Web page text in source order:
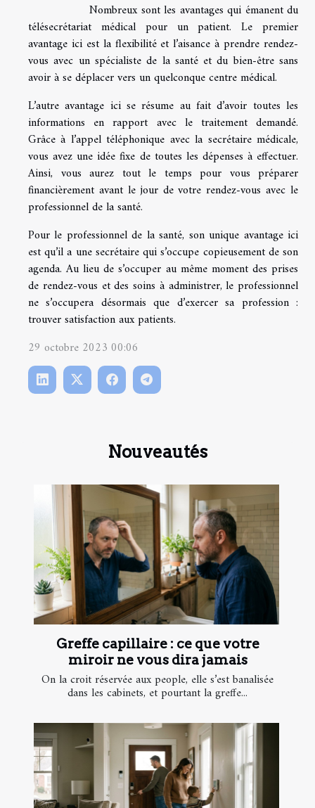
Nouveautés
Greffe capillaire : ce que votre
miroir ne vous dira jamais
On la croit réservée aux people, elle s’est banalisée
dans les cabinets, et pourtant la greffe...
Nombreux sont les avantages qui émanent du
télésecrétariat médical pour un patient. Le premier
avantage ici est la flexibilité et l’aisance à prendre rendez-
vous avec un spécialiste de la santé et du bien-être sans
avoir à se déplacer vers un quelconque centre médical.
L’autre avantage ici se résume au fait d’avoir toutes les
informations en rapport avec le traitement demandé.
Grâce à l’appel téléphonique avec la secrétaire médicale,
vous avez une idée fixe de toutes les dépenses à effectuer.
Ainsi, vous aurez tout le temps pour vous préparer
financièrement avant le jour de votre rendez-vous avec le
professionnel de la santé.
Pour le professionnel de la santé, son unique avantage ici
est qu’il a une secrétaire qui s’occupe copieusement de son
agenda. Au lieu de s’occuper au même moment des prises
de rendez-vous et des soins à administrer, le professionnel
ne s’occupera désormais que d’exercer sa profession :
trouver satisfaction aux patients.
29 octobre 2023 00:06